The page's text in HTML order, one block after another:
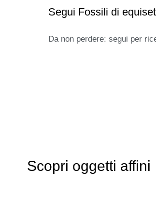
Segui Fossili di
Da non perdere: segui per
Scopri oggetti affini